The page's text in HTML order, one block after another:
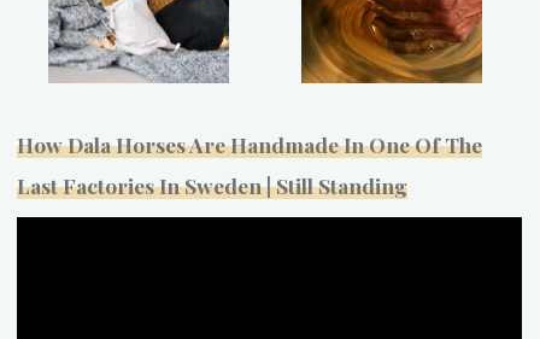
How Dala Horses Are Handmade In One Of The
Last Factories In Sweden | Still Standing